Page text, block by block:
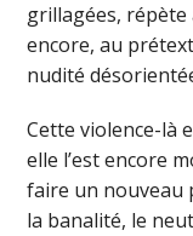
grillagées, répète
encore, au
nudité
Cette violence-là
elle l’est encore
faire un nouveau
la banalité, le